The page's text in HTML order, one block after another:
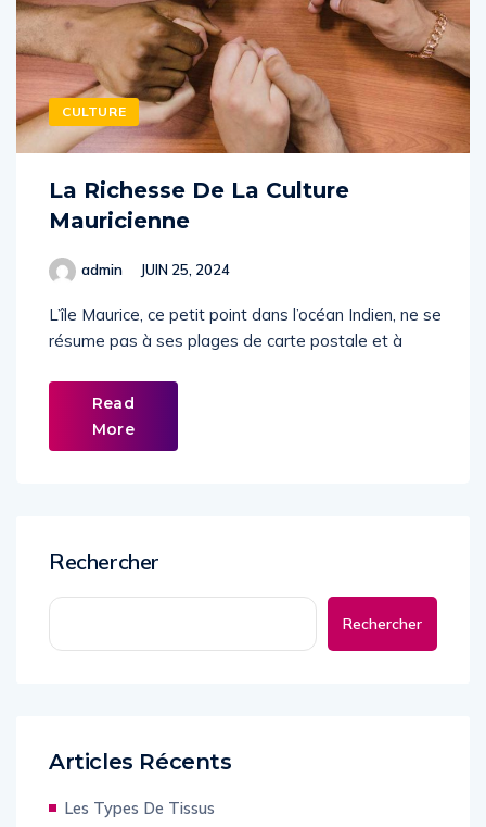
CULTURE
La Richesse De La Culture
Mauricienne
admin JUIN 25, 2024
L’île Maurice, ce petit point dans l’océan Indien, ne se
résume pas à ses plages de carte postale et à
Read
More
Rechercher
Rechercher
Articles Récents
Les Types De Tissus